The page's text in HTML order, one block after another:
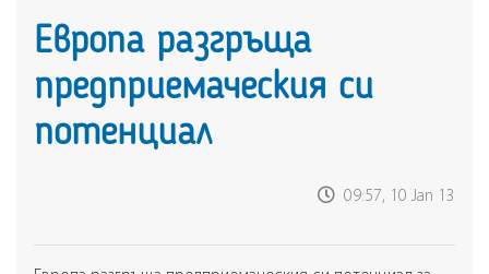
Европа разгръща
предприемаческия си
потенциал
09:57, 10 Jan 13